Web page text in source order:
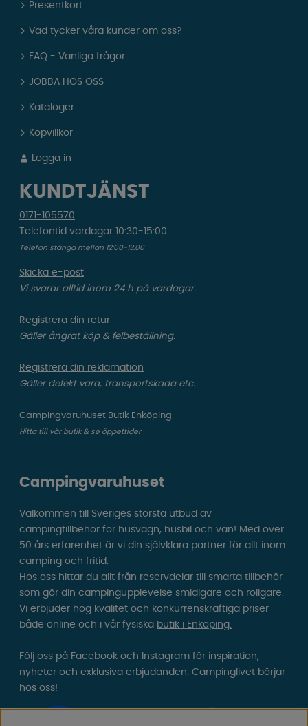
Presentkort
Vad tycker våra kunder om oss?
FAQ - Vanliga frågor
JOBBA HOS OSS
Kataloger
Köpvillkor
Logga in
KUNDTJÄNST
0171-105570
Telefontid vardagar 10:30-15:00
Telefon stängd mellan 12:00-13:00
Skicka e-post
Vi svarar alltid inom 24 h på vardagar.
Registrera din retur
Gäller ångrat köp & felbeställning.
Registrera din reklamation
Gäller defekt vara, transportskada etc.
Campingvaruhuset Butik Enköping
Hitta till vår butik & se öppettider
Campingvaruhuset
Välkommen till Sveriges största utbud av
campingtillbehör för husvagn, husbil och van! Med över
50 års erfarenhet är vi din självklara partner för allt inom
camping och fritid.
Hos oss hittar du allt från reservdelar till smarta tillbehör
som gör din campingupplevelse smidigare och roligare.
Vi erbjuder hög kvalitet och konkurrenskraftiga priser –
både online och i vår fysiska butik i Enköping.
Följ oss på Facebook och Instagram för inspiration,
nyheter och exklusiva erbjudanden. Campinglivet börjar
hos oss!